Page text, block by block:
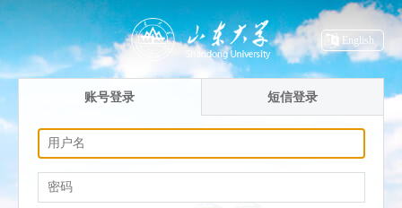
English
账号登录 短信登录